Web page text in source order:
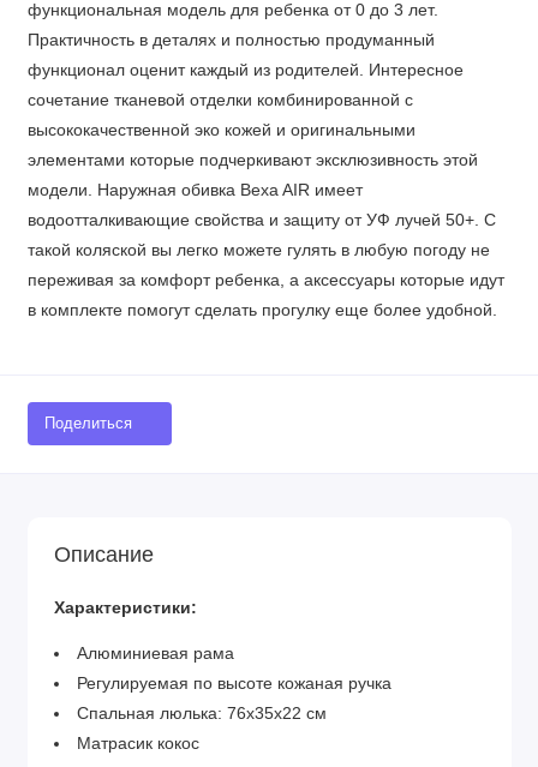
функциональная модель для ребенка от 0 до 3 лет.
Практичность в деталях и полностью продуманный
функционал оценит каждый из родителей. Интересное
сочетание тканевой отделки комбинированной с
высококачественной эко кожей и оригинальными
элементами которые подчеркивают эксклюзивность этой
модели. Наружная обивка Bexa AIR имеет
водоотталкивающие свойства и защиту от УФ лучей 50+. С
такой коляской вы легко можете гулять в любую погоду не
переживая за комфорт ребенка, а аксессуары которые идут
в комплекте помогут сделать прогулку еще более удобной.
Поделиться
Описание
Характеристики:
Алюминиевая рама
Регулируемая по высоте кожаная ручка
Спальная люлька: 76х35х22 см
Матрасик кокос